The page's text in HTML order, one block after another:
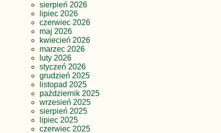
sierpień 2026
lipiec 2026
czerwiec 2026
maj 2026
kwiecień 2026
marzec 2026
luty 2026
styczeń 2026
grudzień 2025
listopad 2025
październik 2025
wrzesień 2025
sierpień 2025
lipiec 2025
czerwiec 2025